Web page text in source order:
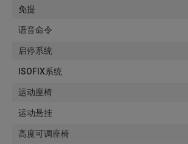
免提
语音命令
启停系统
ISOFIX系统
运动座椅
运动悬挂
高度可调座椅